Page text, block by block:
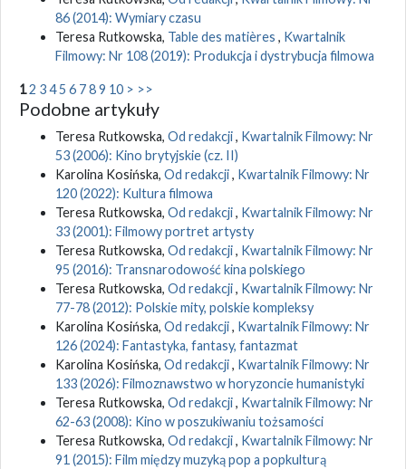
86 (2014): Wymiary czasu
Teresa Rutkowska, Table des matières , Kwartalnik
Filmowy: Nr 108 (2019): Produkcja i dystrybucja filmowa
12 345 6 789 10 > >>
Podobne artykuły
Teresa Rutkowska, Od redakcji, Kwartalnik Filmowy: Nr
53 (2006): Kino brytyjskie (cz. II)
Karolina Kosińska, Od redakcji, Kwartalnik Filmowy: Nr
120 (2022): Kultura filmowa
Teresa Rutkowska, Od redakcji, Kwartalnik Filmowy: Nr
33 (2001): Filmowy portret artysty
Teresa Rutkowska, Od redakcji, Kwartalnik Filmowy: Nr
95 (2016): Transnarodowość kina polskiego
Teresa Rutkowska, Od redakcji, Kwartalnik Filmowy: Nr
77-78 (2012): Polskie mity, polskie kompleksy
Karolina Kosińska, Od redakcji, Kwartalnik Filmowy: Nr
126 (2024): Fantastyka, fantasy, fantazmat
Karolina Kosińska, Od redakcji, Kwartalnik Filmowy: Nr
133 (2026): Filmoznawstwo w horyzoncie humanistyki
Teresa Rutkowska, Od redakcji, Kwartalnik Filmowy: Nr
62-63 (2008): Kino w poszukiwaniu tożsamości
Teresa Rutkowska, Od redakcji, Kwartalnik Filmowy: Nr
91 (2015): Film między muzyką pop a popkulturą